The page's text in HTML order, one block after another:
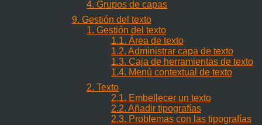
4. Grupos de capas
9. Gestión del texto
1. Gestión del texto
1.1. Área de texto
1.2. Administrar capa de texto
1.3. Caja de herramientas de texto
1.4. Menú contextual de texto
2. Texto
2.1. Embellecer un texto
2.2. Añadir tipografías
2.3. Problemas con las tipografías